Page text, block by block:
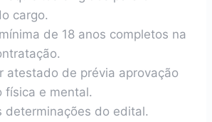
cargo.
de 18 anos completos na
atestado de prévia aprovação
física e mental.
determinações do edital.